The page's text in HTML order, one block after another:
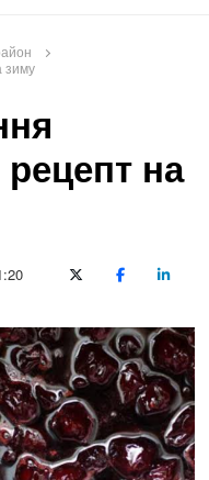
зиму
рецепт на
X (Twitter)Facebook